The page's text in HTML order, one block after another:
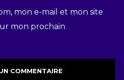
mon e-mail et mon site
mon prochain